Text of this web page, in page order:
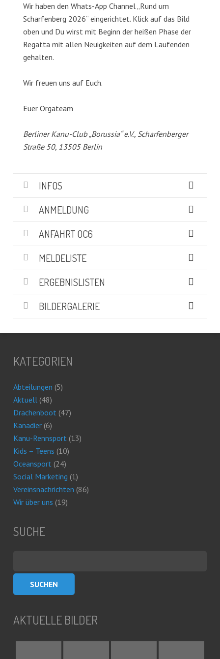
Wir haben den Whats-App Channel „Rund um
Scharfenberg 2026“ eingerichtet. Klick auf das Bild
oben und Du wirst mit Beginn der heißen Phase der
Regatta mit allen Neuigkeiten auf dem Laufenden
gehalten.
Wir freuen uns auf Euch.
Euer Orgateam
Berliner Kanu-Club „Borussia“ e.V., Scharfenberger
Straße 50, 13505 Berlin
INFOS
ANMELDUNG
ANFAHRT OC6
MELDELISTE
ERGEBNISLISTEN
BILDERGALERIE
KATEGORIEN
Abteilungen (5)
Aktuell(48)
Drachenboot(47)
Kanadier(6)
Kanu-Rennsport(13)
Kids – Teens (10)
Oceansport(24)
Social Marketing (1)
Vereinsnachrichten (86)
Wir über uns (19)
SUCHE
AKTUELLE BILDER